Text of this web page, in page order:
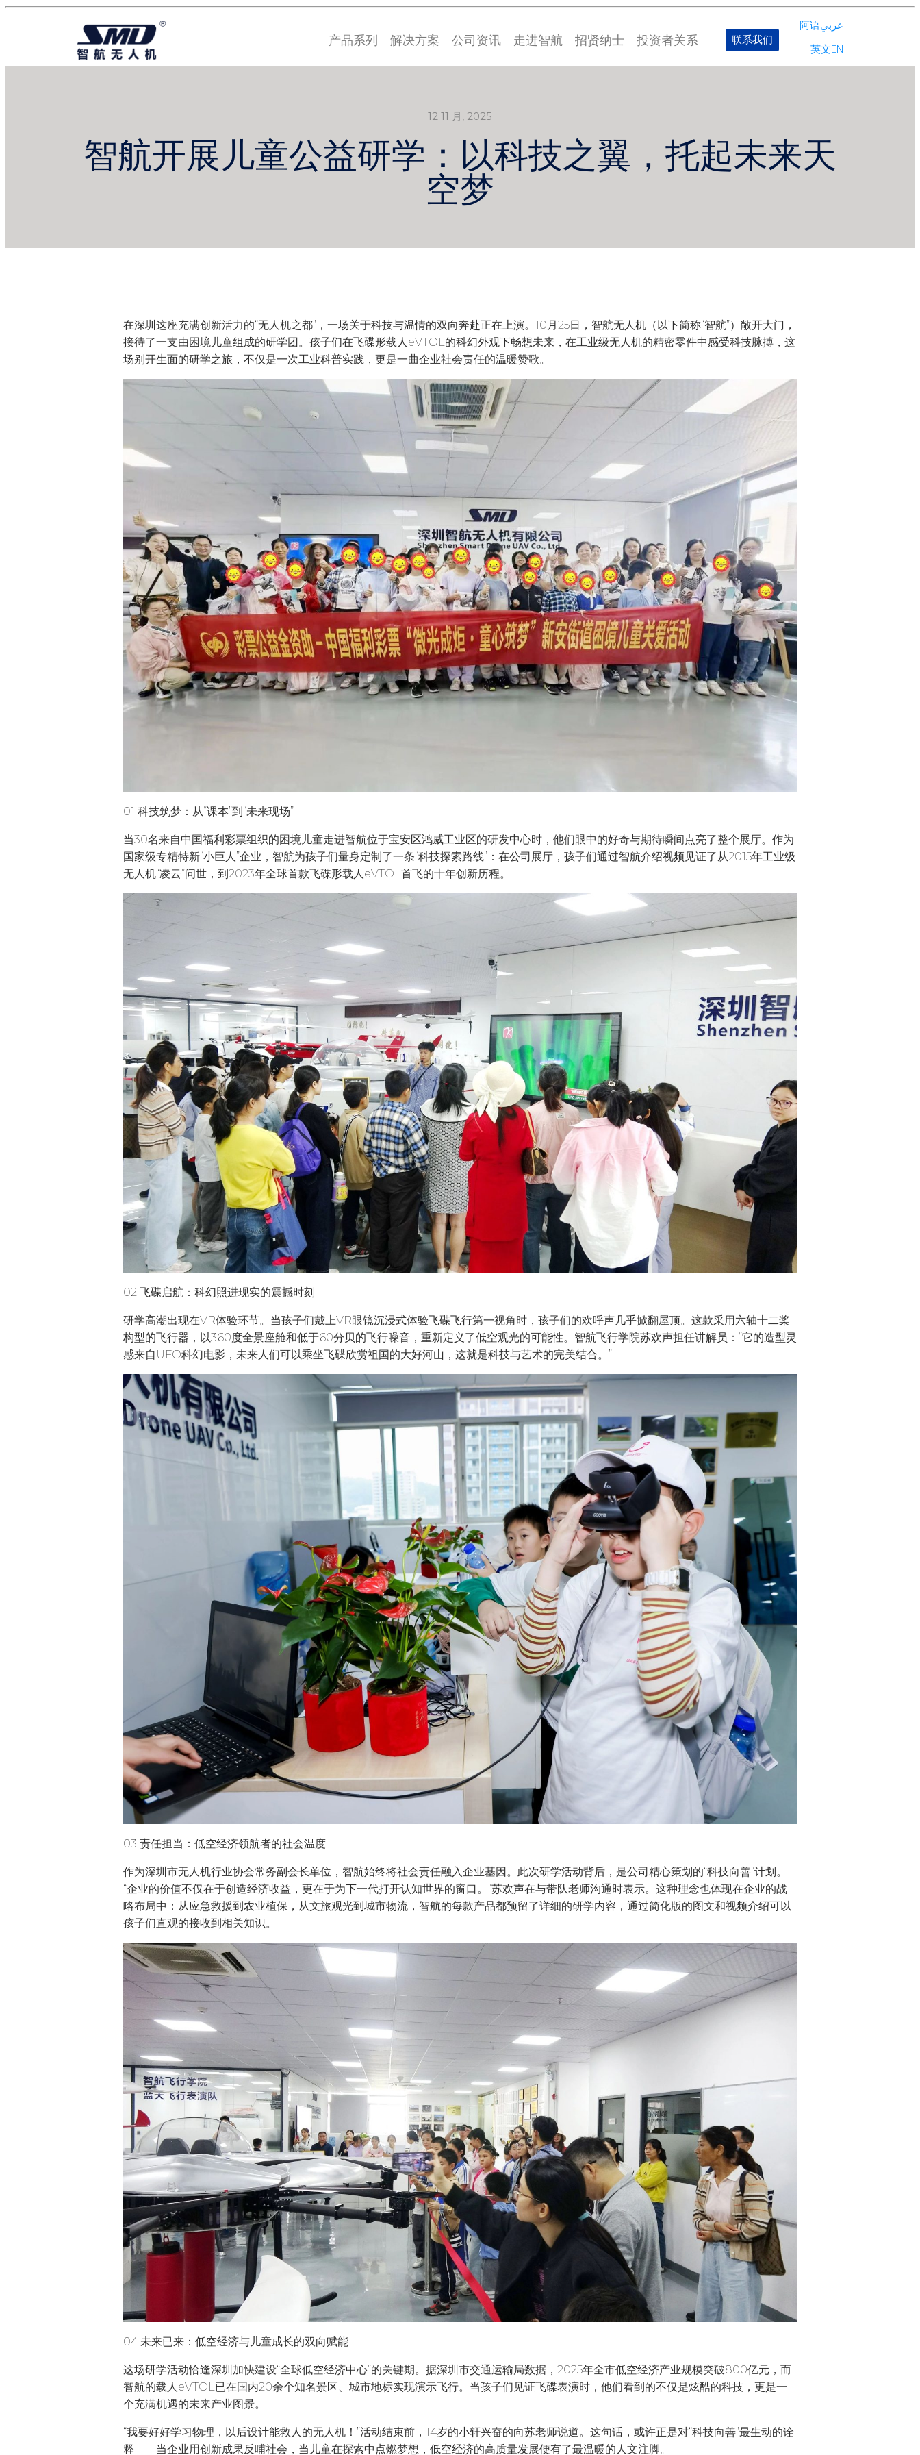
产品系列 解决方案 公司资讯 走进智航 招贤纳士 投资者关系 联系我们
阿语عربي
英文EN
12 11 月, 2025
智航开展儿童公益研学：以科技之翼，托起未来天
空梦
在深圳这座充满创新活力的“无人机之都”，一场关于科技与温情的双向奔赴正在上演。10月25日，智航无人机（以下简称“智航”）敞开大门，
接待了一支由困境儿童组成的研学团。孩子们在飞碟形载人eVTOL的科幻外观下畅想未来，在工业级无人机的精密零件中感受科技脉搏，这
场别开生面的研学之旅，不仅是一次工业科普实践，更是一曲企业社会责任的温暖赞歌。
01 科技筑梦：从“课本”到“未来现场”
当30名来自中国福利彩票组织的困境儿童走进智航位于宝安区鸿威工业区的研发中心时，他们眼中的好奇与期待瞬间点亮了整个展厅。作为
国家级专精特新“小巨人”企业，智航为孩子们量身定制了一条“科技探索路线”：在公司展厅，孩子们通过智航介绍视频见证了从2015年工业级
无人机“凌云”问世，到2023年全球首款飞碟形载人eVTOL首飞的十年创新历程。
02 飞碟启航：科幻照进现实的震撼时刻
研学高潮出现在VR体验环节。当孩子们戴上VR眼镜沉浸式体验飞碟飞行第一视角时，孩子们的欢呼声几乎掀翻屋顶。这款采用六轴十二桨
构型的飞行器，以360度全景座舱和低于60分贝的飞行噪音，重新定义了低空观光的可能性。智航飞行学院苏欢声担任讲解员：“它的造型灵
感来自UFO科幻电影，未来人们可以乘坐飞碟欣赏祖国的大好河山，这就是科技与艺术的完美结合。”
03 责任担当：低空经济领航者的社会温度
作为深圳市无人机行业协会常务副会长单位，智航始终将社会责任融入企业基因。此次研学活动背后，是公司精心策划的“科技向善”计划。
“企业的价值不仅在于创造经济收益，更在于为下一代打开认知世界的窗口。”苏欢声在与带队老师沟通时表示。这种理念也体现在企业的战
略布局中：从应急救援到农业植保，从文旅观光到城市物流，智航的每款产品都预留了详细的研学内容，通过简化版的图文和视频介绍可以
孩子们直观的接收到相关知识。
04 未来已来：低空经济与儿童成长的双向赋能
这场研学活动恰逢深圳加快建设“全球低空经济中心”的关键期。据深圳市交通运输局数据，2025年全市低空经济产业规模突破800亿元，而
智航的载人eVTOL已在国内20余个知名景区、城市地标实现演示飞行。当孩子们见证飞碟表演时，他们看到的不仅是炫酷的科技，更是一
个充满机遇的未来产业图景。
“我要好好学习物理，以后设计能救人的无人机！”活动结束前，14岁的小轩兴奋的向苏老师说道。这句话，或许正是对“科技向善”最生动的诠
释——当企业用创新成果反哺社会，当儿童在探索中点燃梦想，低空经济的高质量发展便有了最温暖的人文注脚。